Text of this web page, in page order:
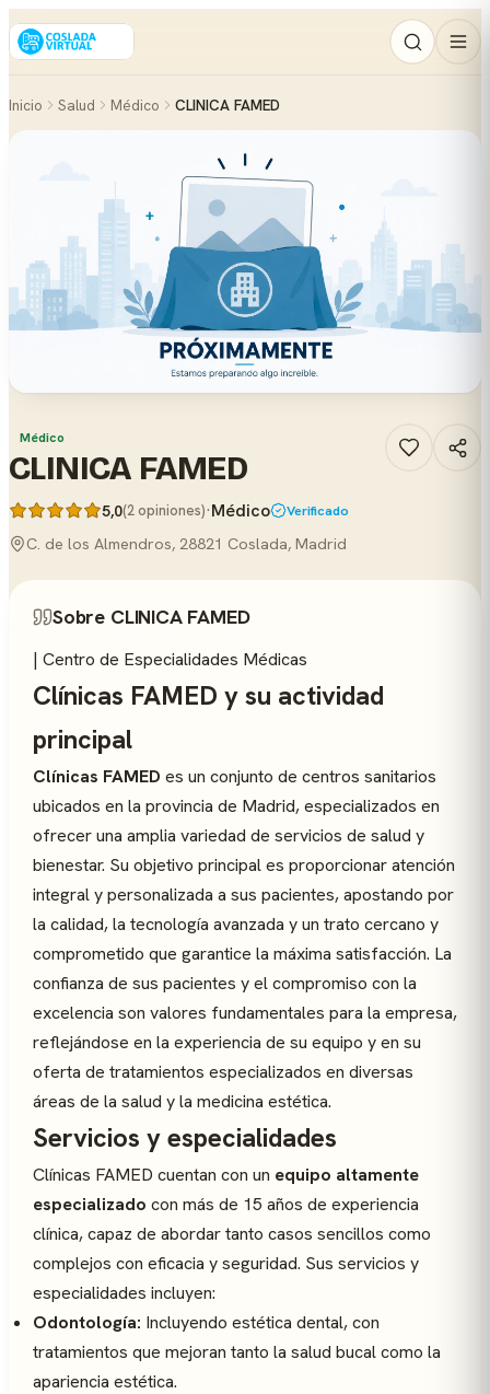
Inicio Salud Médico CLINICA FAMED
Médico
CLINICA FAMED
5,0(2 opiniones)·Médico Verificado
C. de los Almendros, 28821 Coslada, Madrid
Sobre CLINICA FAMED
| Centro de Especialidades Médicas
Clínicas FAMED y su actividad
principal
Clínicas FAMED es un conjunto de centros sanitarios
ubicados en la provincia de Madrid, especializados en
ofrecer una amplia variedad de servicios de salud y
bienestar. Su objetivo principal es proporcionar atención
integral y personalizada a sus pacientes, apostando por
la calidad, la tecnología avanzada y un trato cercano y
comprometido que garantice la máxima satisfacción. La
confianza de sus pacientes y el compromiso con la
excelencia son valores fundamentales para la empresa,
reflejándose en la experiencia de su equipo y en su
oferta de tratamientos especializados en diversas
áreas de la salud y la medicina estética.
Servicios y especialidades
Clínicas FAMED cuentan con un equipo altamente
especializado con más de 15 años de experiencia
clínica, capaz de abordar tanto casos sencillos como
complejos con eficacia y seguridad. Sus servicios y
especialidades incluyen:
Odontología: Incluyendo estética dental, con
tratamientos que mejoran tanto la salud bucal como la
apariencia estética.